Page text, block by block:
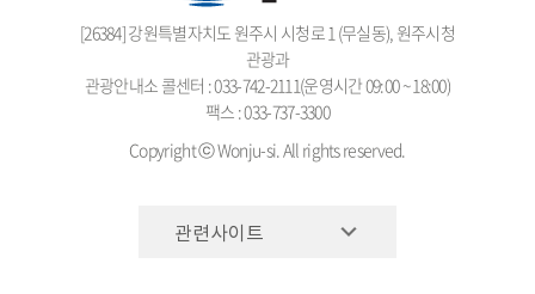
[26384] 강원특별자치도 원주시 시청로 1 (무실동), 원주시청
관광과
관광안내소 콜센터 : 033-742-2111(운영시간 09:00 ~ 18:00)
팩스 : 033-737-3300
Copyright ⓒ Wonju-si. All rights reserved.
관련사이트